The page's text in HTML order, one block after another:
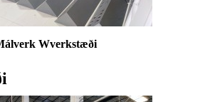
Wverkstæði